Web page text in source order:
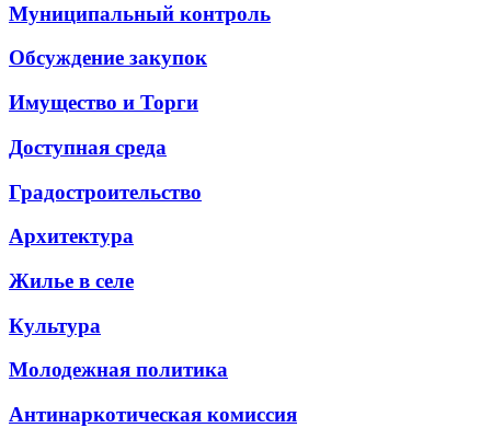
Муниципальный контроль
Обсуждение закупок
Имущество и Торги
Доступная среда
Градостроительство
Архитектура
Жилье в селе
Культура
Молодежная политика
Антинаркотическая комиссия